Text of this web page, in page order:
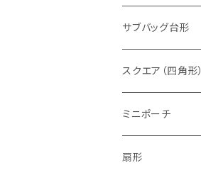
サブバッグ台形
スクエア（四角形）
ミニポーチ
扇形